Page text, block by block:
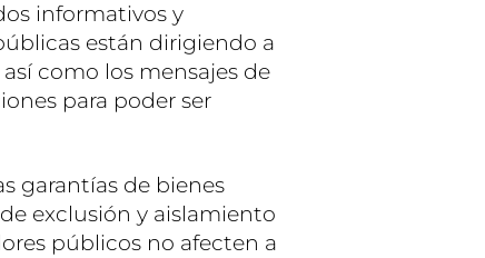
informativos y
están dirigiendo a
como los mensajes de
para poder ser
garantías de bienes
exclusión y aislamiento
públicos no afecten a